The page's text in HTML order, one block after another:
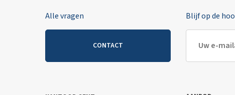
Alle vragen
CONTACT
Blijf op de